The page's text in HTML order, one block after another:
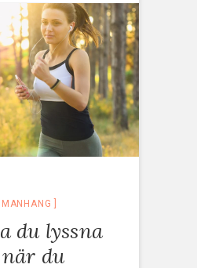
du lyssna
du